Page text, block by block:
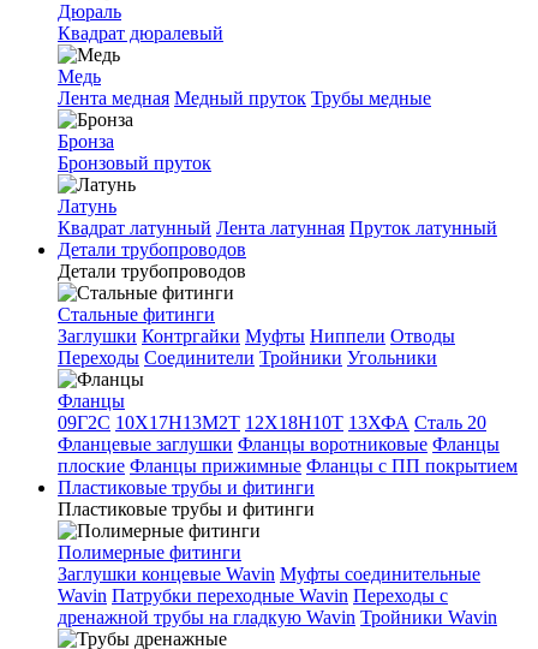
Дюраль
Квадрат дюралевый
Медь
Лента медная Медный пруток Трубы медные
Бронза
Бронзовый пруток
Латунь
Квадрат латунный Лента латунная Пруток латунный
Детали трубопроводов
Детали трубопроводов
Стальные фитинги
Заглушки Контргайки Муфты Ниппели Отводы
Переходы Соединители Тройники Угольники
Фланцы
09Г2С 10Х17Н13М2Т 12Х18Н10Т 13ХФА Сталь 20
Фланцевые заглушки Фланцы воротниковые Фланцы
плоские Фланцы прижимные Фланцы с ПП покрытием
Пластиковые трубы и фитинги
Пластиковые трубы и фитинги
Полимерные фитинги
Заглушки концевые Wavin Муфты соединительные
Wavin Патрубки переходные Wavin Переходы с
дренажной трубы на гладкую Wavin Тройники Wavin